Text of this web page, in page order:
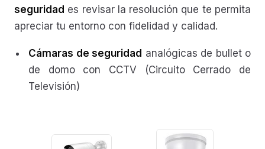
seguridad es revisar la resolución que te permita
apreciar tu entorno con fidelidad y calidad.
Cámaras de seguridad analógicas de bullet o
de domo con CCTV (Circuito Cerrado de
Televisión)